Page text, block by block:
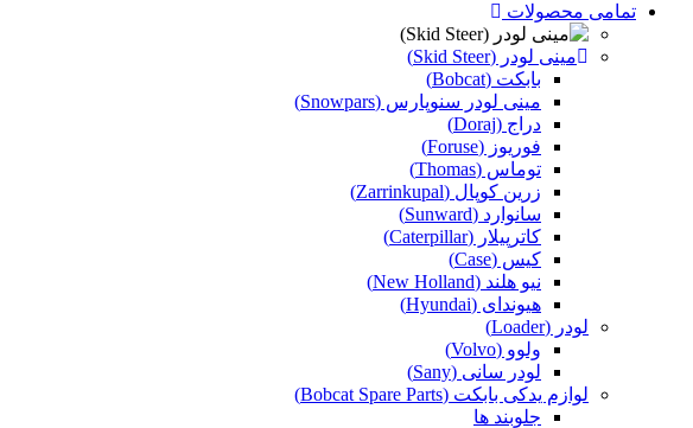
تمامی محصولات
مینی لودر (Skid Steer)
بابکت (Bobcat)
مینی لودر سنوپارس (Snowpars)
دراج (Doraj)
فوریوز (Foruse)
توماس (Thomas)
زرین کوپال (Zarrinkupal)
سانوارد (Sunward)
کاترپیلار (Caterpillar)
کیس (Case)
نیو هلند (New Holland)
هیوندای (Hyundai)
لودر (Loader)
ولوو (Volvo)
لودر سانی (Sany)
لوازم یدکی بابکت (Bobcat Spare Parts)
جلوبند ها